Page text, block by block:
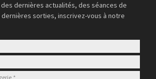
dernières actualités, des séances de
sorties, inscrivez-vous à notre